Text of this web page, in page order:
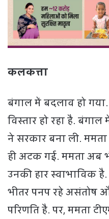
कलकत्ता
बंगाल में बदलाव हो
विस्तार हो रहा है.
ने सरकार बना ली. ममता
ही अटक गई. ममता अब
उनकी हार स्वाभाविक
भीतर पनप रहे असंतोष
परिणति है. पर, ममता